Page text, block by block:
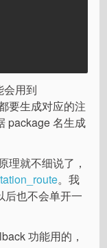
会用到
要生成对应的注
package 名生成
理就不细说了，
。我
后也不会单开一
功能用的，